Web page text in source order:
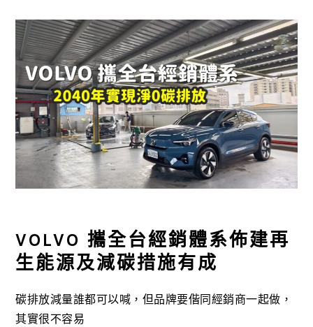
VOLVO 攜全台經銷體系佈建再
生能源及減碳措施有成
碳排放減量誰都可以喊，但品牌要偕同經銷商一起做，
其實很不容易